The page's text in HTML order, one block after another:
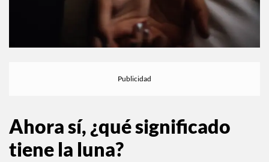
Ahora sí, ¿qué significado
tiene la luna?